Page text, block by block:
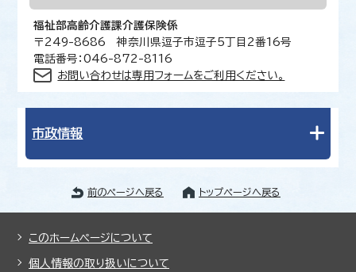
福祉部高齢介護課介護保険係
〒249-8686 神奈川県逗子市逗子5丁目2番16号
電話番号：046-872-8116
お問い合わせは専用フォームをご利用ください。
市政情報
前のページへ戻る トップページへ戻る
このホームページについて
個人情報の取り扱いについて